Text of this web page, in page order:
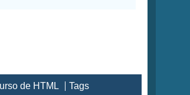
de HTML Tags